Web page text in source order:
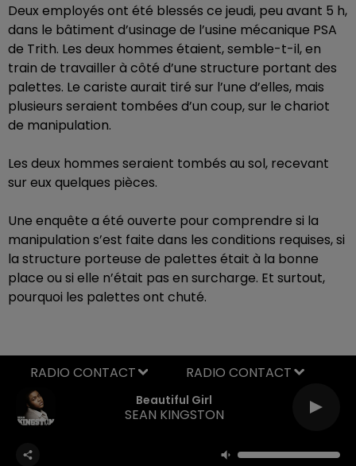
Deux employés ont été blessés ce jeudi, peu avant 5 h,
dans le bâtiment d’usinage de l’usine mécanique PSA
de Trith. Les deux hommes étaient, semble-t-il, en
train de travailler à côté d’une structure portant des
palettes. Le cariste aurait tiré sur l’une d’elles, mais
plusieurs seraient tombées d’un coup, sur le chariot
de manipulation.
Les deux hommes seraient tombés au sol, recevant
sur eux quelques pièces.
Une enquête a été ouverte pour comprendre si la
manipulation s’est faite dans les conditions requises, si
la structure porteuse de palettes était à la bonne
place ou si elle n’était pas en surcharge. Et surtout,
pourquoi les palettes ont chuté.
Beautiful Girl
SEAN KINGSTON
RADIO CONTACT